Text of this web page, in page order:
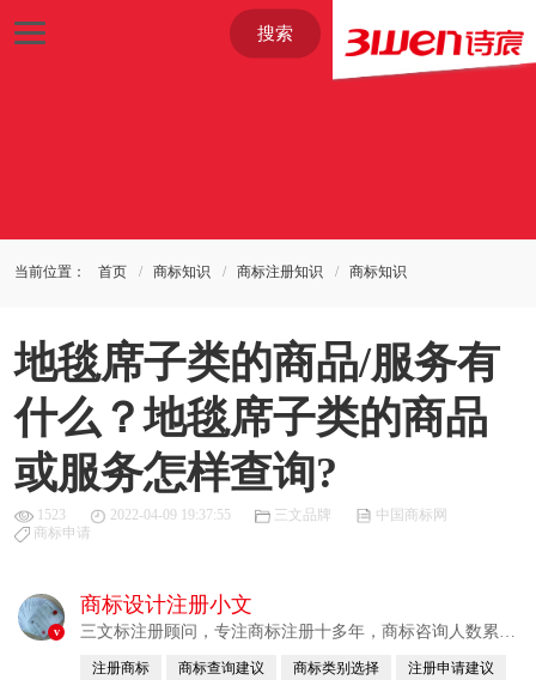
搜索
当前位置： 首页 商标知识 商标注册知识 商标知识
地毯席子类的商品/服务有
什么？地毯席子类的商品
或服务怎样查询?
1523 2022-04-09 19:37:55 三文品牌
中国商标网
商标申请
v
商标设计注册小文
三文标注册顾问，专注商标注册十多年，商标咨询人数累计
注册商标 商标查询建议 商标类别选择 注册申请建议